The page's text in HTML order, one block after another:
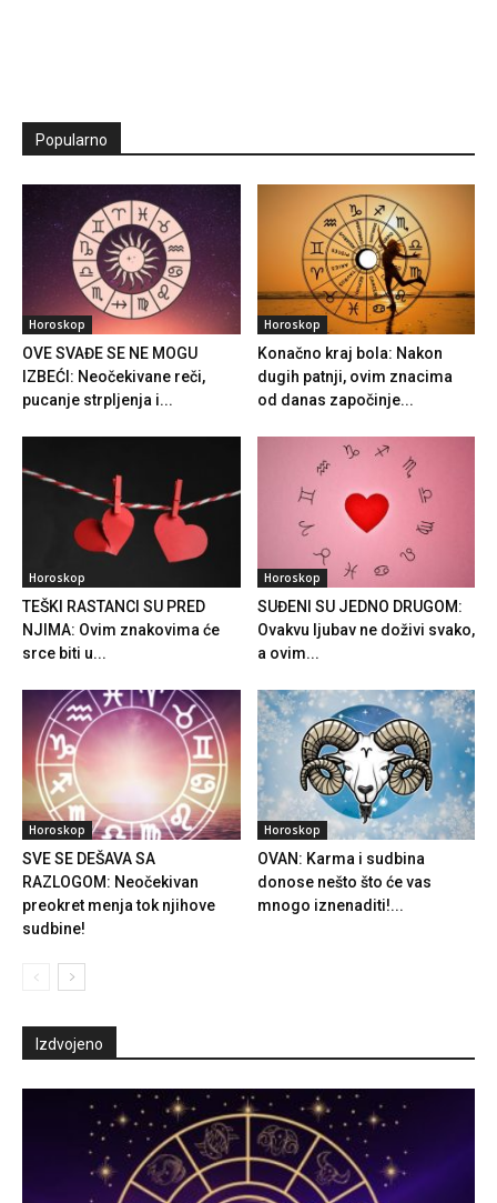
Popularno
Horoskop
OVE SVAĐE SE NE MOGU
IZBEĆI: Neočekivane reči,
pucanje strpljenja i...
Horoskop
Konačno kraj bola: Nakon
dugih patnji, ovim znacima
od danas započinje...
Horoskop
TEŠKI RASTANCI SU PRED
NJIMA: Ovim znakovima će
srce biti u...
Horoskop
SUĐENI SU JEDNO DRUGOM:
Ovakvu ljubav ne doživi svako,
a ovim...
Horoskop
SVE SE DEŠAVA SA
RAZLOGOM: Neočekivan
preokret menja tok njihove
sudbine!
Horoskop
OVAN: Karma i sudbina
donose nešto što će vas
mnogo iznenaditi!...
Izdvojeno